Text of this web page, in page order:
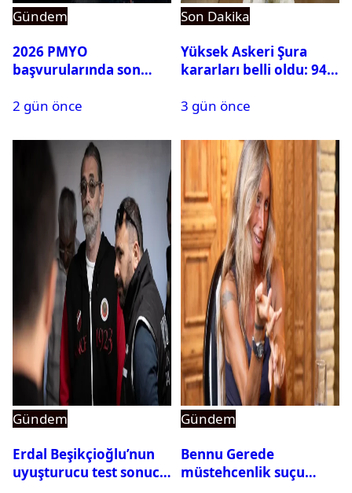
Gündem
2026 PMYO
başvurularında son
2 gün önce
Son Dakika
Yüksek Askeri Şura
kararları belli oldu: 94
3 gün önce
Gündem
Erdal Beşikçioğlu’nun
uyuşturucu test sonucu
Gündem
Bennu Gerede
müstehcenlik suçu